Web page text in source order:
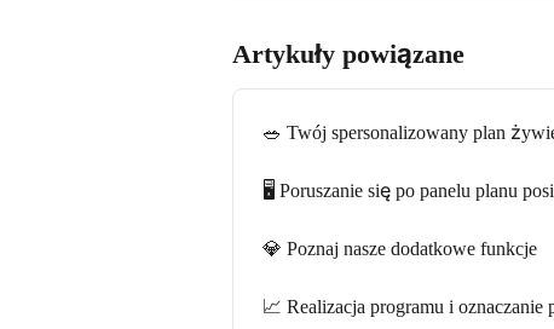
Artykuły powiązane
🥗 Twój spersonalizowany plan
🖥️ Poruszanie się po panelu planu
💎 Poznaj nasze dodatkowe funkcje
📈 Realizacja programu i oznaczanie